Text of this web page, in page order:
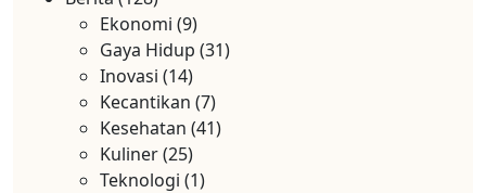
Ekonomi (9)
Gaya Hidup (31)
Inovasi (14)
Kecantikan (7)
Kesehatan (41)
Kuliner(25)
Teknologi (1)